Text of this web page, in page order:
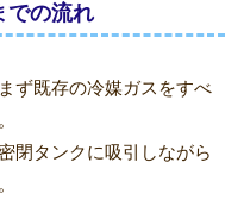
での流れ
ず既存の冷媒ガスをすべ
閉タンクに吸引しながら